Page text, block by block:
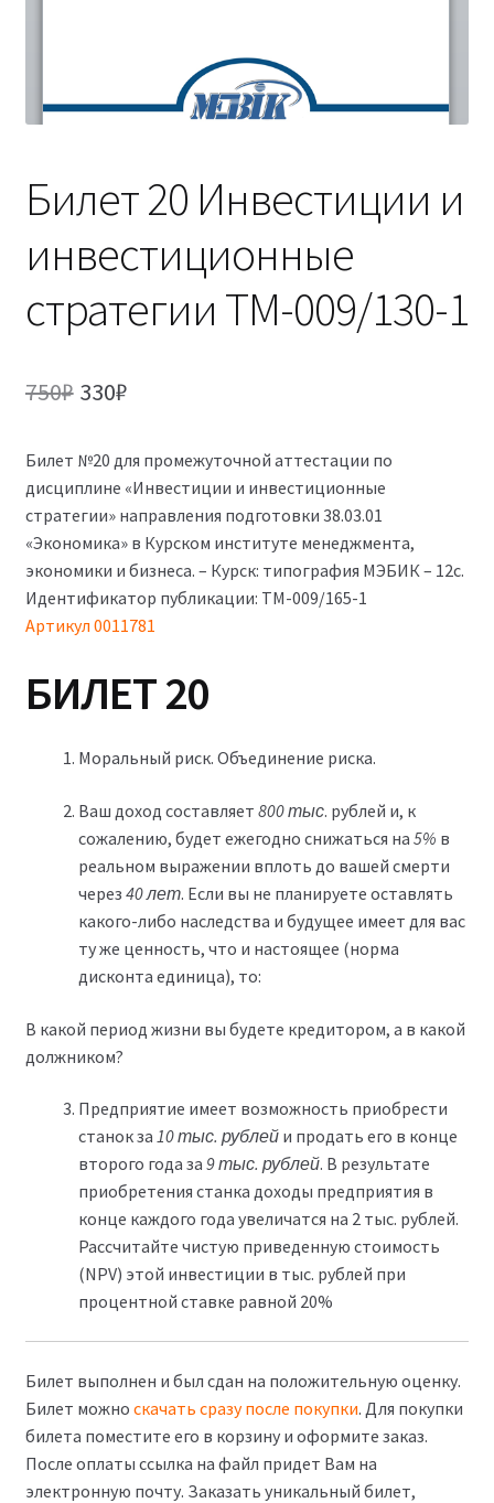
38.04.04 Государственное и муниципальное
управление 2,5 года (Магистратура)
Билет 20 Инвестиции и
инвестиционные
стратегии ТМ-009/130-1
750₽ Первоначальная
составляла
750₽.
330₽Текущая
330₽.
Билет №20 для промежуточной аттестации по
дисциплине «Инвестиции и инвестиционные
стратегии» направления подготовки 38.03.01
«Экономика» в Курском институте менеджмента,
экономики и бизнеса. – Курск: типография МЭБИК – 12с.
Идентификатор публикации: ТМ-009/165-1
Артикул 0011781
БИЛЕТ 20
Моральный риск. Объединение риска.
Ваш доход составляет 800 тыс. рублей и, к
сожалению, будет ежегодно снижаться на 5% в
реальном выражении вплоть до вашей смерти
через 40 лет. Если вы не планируете оставлять
какого-либо наследства и будущее имеет для вас
ту же ценность, что и настоящее (норма
дисконта единица), то:
В какой период жизни вы будете кредитором, а в какой
должником?
Предприятие имеет возможность приобрести
станок за 10 тыс. рублейи продать его в конце
второго года за 9 тыс. рублей. В результате
приобретения станка доходы предприятия в
конце каждого года увеличатся на 2 тыс. рублей.
Рассчитайте чистую приведенную стоимость
(NPV) этой инвестиции в тыс. рублей при
процентной ставке равной 20%
Билет выполнен и был сдан на положительную оценку.
Билет можно скачать сразу после покупки. Для покупки
билета поместите его в корзину и оформите заказ.
После оплаты ссылка на файл придет Вам на
электронную почту. Заказать уникальный билет,